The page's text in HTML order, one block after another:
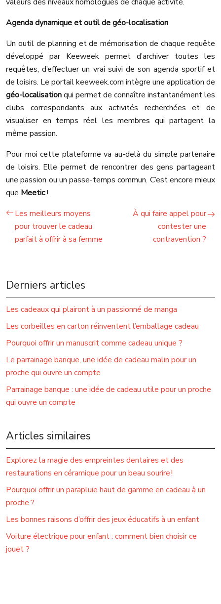
Agenda dynamique et outil de géo-localisation
Un outil de planning et de mémorisation de chaque requête
développé par Keeweek permet d’archiver toutes les
requêtes, d’effectuer un vrai suivi de son agenda sportif et
de loisirs. Le portail keeweek.com intègre une application de
géo-localisationqui permet de connaître instantanément les
clubs correspondants aux activités recherchées et de
visualiser en temps réel les membres qui partagent la
même passion.
Pour moi cette plateforme va au-delà du simple partenaire
de loisirs. Elle permet de rencontrer des gens partageant
une passion ou un passe-temps commun. C’est encore mieux
que Meetic!
Les meilleurs moyens
pour trouver le cadeau
parfait à offrir à sa femme
À qui faire appel pour
contester une
contravention ?
Derniers articles
Les cadeaux qui plairont à un passionné de manga
Les corbeilles en carton réinventent l’emballage cadeau
Pourquoi offrir un manuscrit comme cadeau unique ?
Le parrainage banque, une idée de cadeau malin pour un
proche qui ouvre un compte
Parrainage banque : une idée de cadeau utile pour un proche
qui ouvre un compte
Articles similaires
Explorez la magie des empreintes dentaires et des
restaurations en céramique pour un beau sourire !
Pourquoi offrir un parapluie haut de gamme en cadeau à un
proche ?
Les bonnes raisons d’offrir des jeux éducatifs à un enfant
Voiture électrique pour enfant : comment bien choisir ce
jouet ?